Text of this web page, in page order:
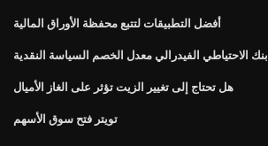
أفضل التطبيقات لتتبع محفظة الأوراق المالية
بنك الاحتياطي الفيدرالي معدل الخصم السياسة النقدية
هل تحتاج إلى تغيير الزيت تؤثر على الغاز الأميال
تويتر فتح سوق الأسهم